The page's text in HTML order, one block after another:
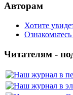
Авторам
Хотите
Читателям -